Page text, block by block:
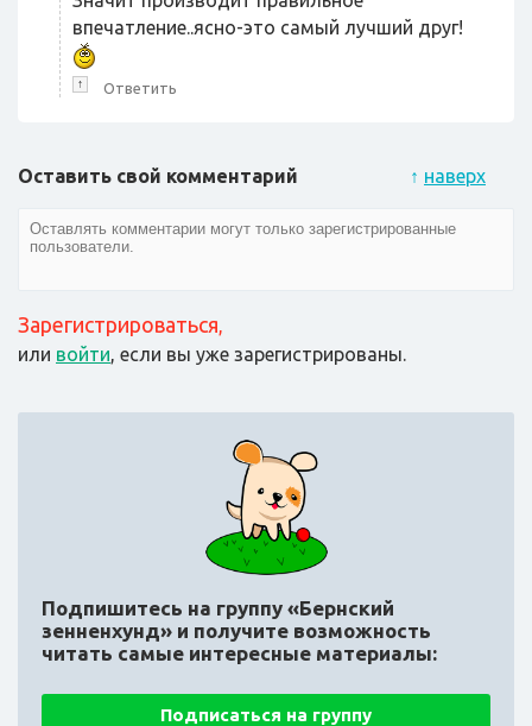
впечатление..ясно-это самый лучший друг!
↑ Ответить
↑ наверх
Оставить свой комментарий
Зарегистрироваться,
или войти, если вы уже зарегистрированы.
Подпишитесь на группу «Бернский
зенненхунд» и получите возможность
читать самые интересные материалы:
Подписаться на группу